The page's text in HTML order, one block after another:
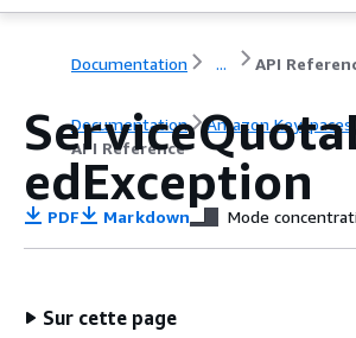
Documentation ... API
Documentation
Amazon
API Reference
edException
PDF Markdown Mode
Sur cette page